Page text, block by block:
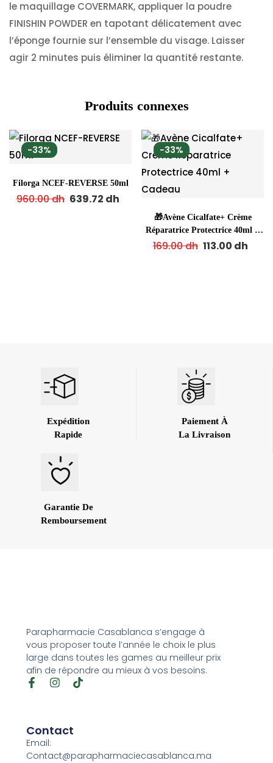
le maquillage COVERMARK, appliquer la poudre
FINISHIN POWDER en tapotant délicatement avec
l’éponge fournie sur l’ensemble du visage. Laisser
agir 2 minutes puis éliminer la quantité restante.
Produits connexes
-33%
Filorga NCEF-REVERSE 50ml
960.00dh 639.72 dh
-33%
🎁Avène Cicalfate+ Crème
Réparatrice Protectrice 40ml +
Cadeau
169.00dh 113.00 dh
Paiement À
La Livraison
Expédition
Rapide
Garantie De
Remboursement
Parapharmacie Casablanca s’engage à
vous proposer toute l’année le choix le plus
large dans toutes les games au meilleur prix
afin de répondre au mieux à vos besoins.
Contact
Email:
Contact@parapharmaciecasablanca.ma